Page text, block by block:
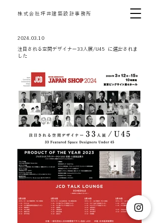
​株式会社坪井建築設計事務所
2024.03.10
注目される空間デザイナー33人展/U45 に選出されま
した